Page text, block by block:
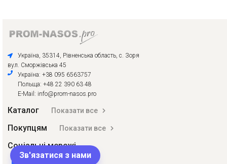
Україна, 35314, Рівненська область, с. Зоря
вул. Сморжівська 45
Україна: +38 095 6563757
Польща: +48 22 390 63 48
E-Mail: info@prom-nasos.pro
Каталог Показати все
Покупцям Показати все
Соціальні мережі
Зв'язатися з нами